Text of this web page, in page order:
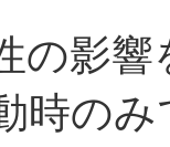
の影
時の